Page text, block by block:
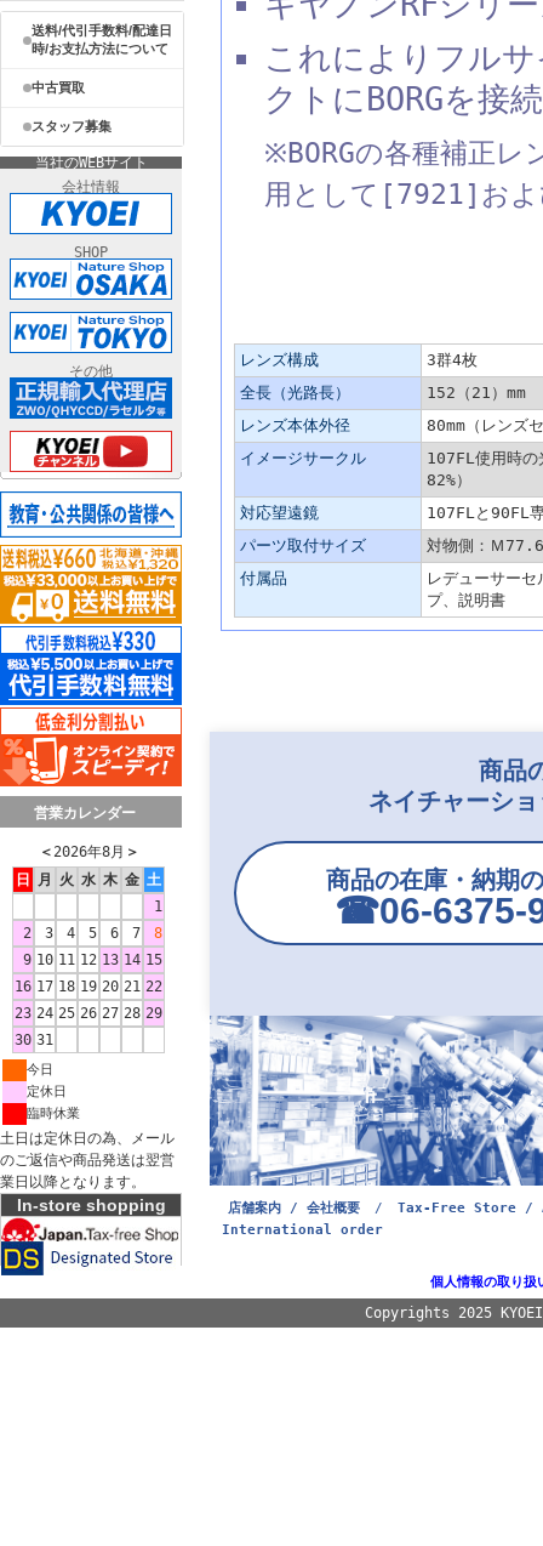
送料/代引手数料/配達日
時/お支払方法について
中古買取
スタッフ募集
当社のWEBサイト
会社情報
SHOP
その他
営業カレンダー
＜ 2026年8月 ＞
日
月 火 水 木 金 土
1
2
3 4 5 6 7
8
9 10 11 12 13 14 15
16 17 18 19 20 21 22
23 24 25 26 27 28 29
30 31
今日
定休日
臨時休業
土日は定休日の為、メール
のご返信や商品発送は翌営
業日以降となります。
In-store shopping
これによりフル
クトにBORGを接
※BORGの各種補正
用として[7921]お
レンズ構成
3群4枚
全長（光路長）
152（21）mm
レンズ本体外径
80mm（レンズ
イメージサークル
107FL使用時
82%）
対応望遠鏡
107FLと90FL
パーツ取付サイズ
対物側：Ｍ
付属品
レデューサー
プ、説明書
商品
ネイチャーシ
商品の在庫・納期
☎︎06-6375-
店舗案内 / 会社概要 /
Tax-Free Store /
International order
個人情報の取り扱
Copyrights 2025